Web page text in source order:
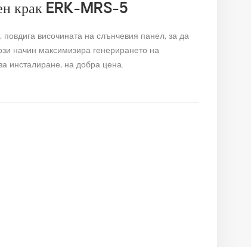
крак ERK-MRS-5
височината на слънчевия панел, за да
начин максимизира генерирането на
инсталиране, на добра цена.